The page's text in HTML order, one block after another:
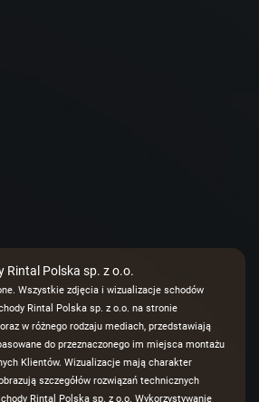
Rintal Polska sp. z o.o.
Wszystkie zdjęcia i wizualizacje schodów
Rintal Polska sp. z o.o. na stronie
w różnego rodzaju mediach, przedstawiają
do przeznaczonego im miejsca montażu
Klientów. Wizualizacje mają charakter
szczegółów rozwiązań technicznych
Rintal Polska sp. z o.o. Wykorzystywanie